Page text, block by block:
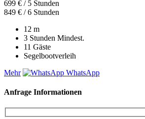
699 € / 5 Stunden
849 € / 6 Stunden
12 m
3 Stunden Mindest.
11 Gäste
Segelbootverleih
Mehr
WhatsApp
Anfrage Informationen